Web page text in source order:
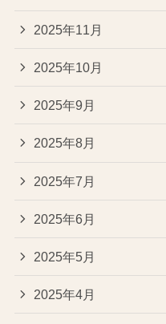
2025年11月
2025年10月
2025年9月
2025年8月
2025年7月
2025年6月
2025年5月
2025年4月